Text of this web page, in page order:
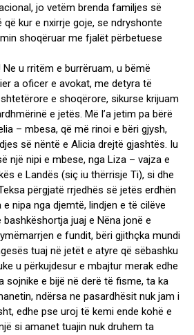
jo vetëm brenda familjes së
që kur e nxirrje goje, se ndryshonte
shoqëruar me fjalët përbetuese
u rritëm e burrëruam, u bëmë
a oficer e avokat, me detyra të
e shoqërore, sikurse krijuam
e jetës. Më l’a jetim pa bërë
– mbesa, që më rinoi e bëri gjysh,
së nëntë e Alicia drejtë gjashtës. Iu
një nipi e mbese, nga Liza – vajza e
e Landës (siç iu thërrisje Ti), si dhe
përgjatë rrjedhës së jetës erdhën
nipa nga djemtë, lindjen e të cilëve
juaj e Nëna jonë e
e fundit, bëri gjithçka mundi
tuaj në jetët e atyre që sëbashku
u përkujdesur e mbajtur merak edhe
sojnike e bijë në derë të fisme, ta ka
ndërsa ne pasardhësit nuk jam i
edhe pse uroj të kemi ende kohë e
si amanet tuajin nuk druhem ta